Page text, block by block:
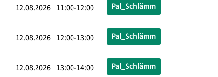
12.08.2026 11:00-12:00 Pal_Schlämm
12.08.2026 12:00-13:00 Pal_Schlämm
12.08.2026 13:00-14:00 Pal_Schlämm